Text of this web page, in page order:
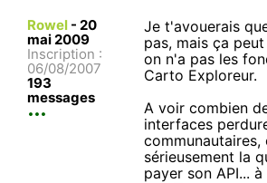
Rowel - 20
mai 2009
Inscription :
06/08/2007
193
messages
Je t'avouerais
pas, mais ça
on n'a pas les
Carto Exploreur.
A voir combien
interfaces
communautaires,
sérieusement la
payer son API... à